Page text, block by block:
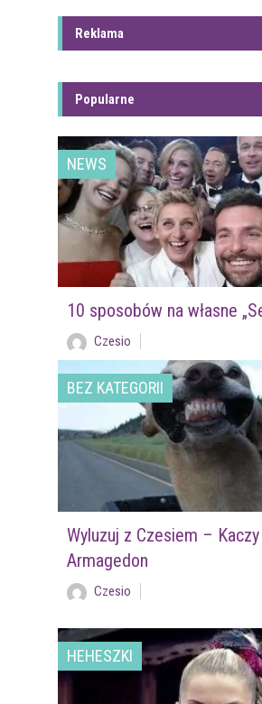
Reklama
Popularne
NEWS
10 sposobów na własne
Czesio
BEZ KATEGORII
Wyluzuj z Czesiem – Kaczy
Armagedon
Czesio
HEHESZKI